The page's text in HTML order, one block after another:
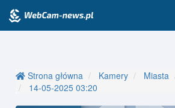
Strona główna Kamery Miasta
14-05-2025 03:20